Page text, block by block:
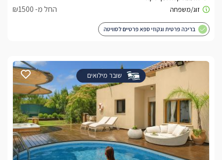
החל מ- ₪1500
בריכה פרטית וגקוזי ספא פרטיים לסוויטה
שובר מילואים